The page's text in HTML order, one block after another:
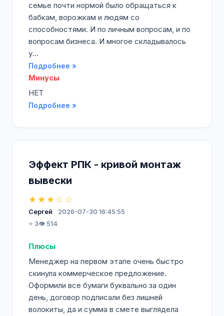
семье почти нормой было обращаться к
бабкам, ворожкам и людям со
способностями. И по личным вопросам, и по
вопросам бизнеса. И многое складывалось
у...
Подробнее »
Минусы
НЕТ
Подробнее »
Эффект РПК - кривой монтаж
вывески
★★★☆☆
Сергей
2026-07-30 16:45:55
⭐ 3👁️ 514
Плюсы
Менеджер на первом этапе очень быстро
скинула коммерческое предложение.
Оформили все бумаги буквально за один
день, договор подписали без лишней
волокиты, да и сумма в смете выглядела